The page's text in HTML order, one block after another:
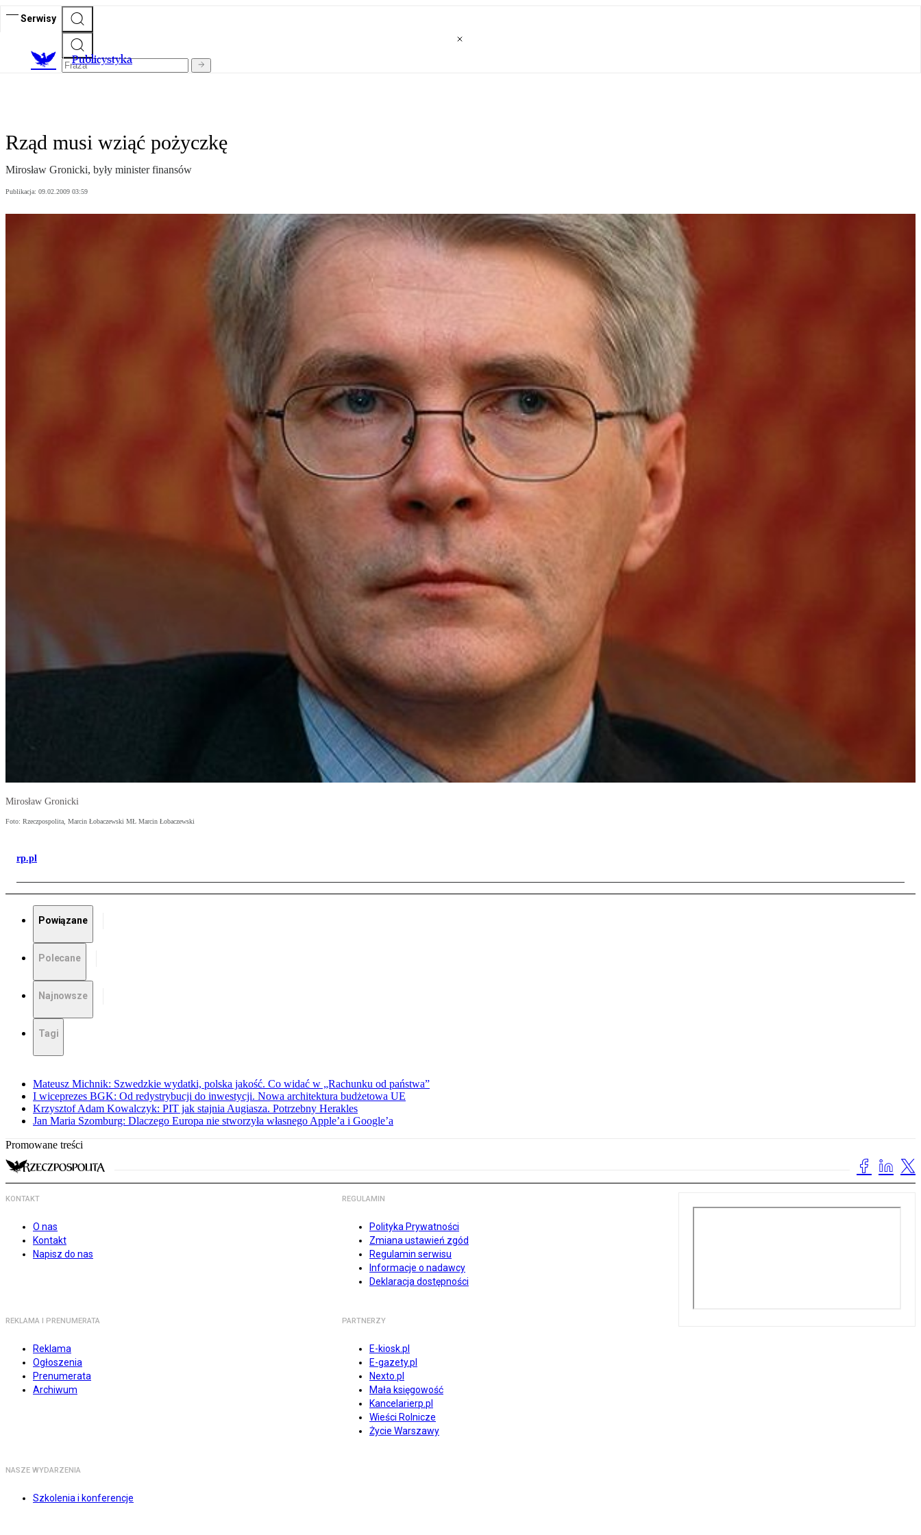
Serwisy
Publicystyka
Rząd musi wziąć pożyczkę
Mirosław Gronicki, były minister finansów
Publikacja: 09.02.2009 03:59
Mirosław Gronicki
Foto: Rzeczpospolita, Marcin Łobaczewski MŁ Marcin Łobaczewski
rp.pl
Powiązane
Polecane
Najnowsze
Tagi
Mateusz Michnik: Szwedzkie wydatki, polska jakość. Co widać w „Rachunku od państwa”
I wiceprezes BGK: Od redystrybucji do inwestycji. Nowa architektura budżetowa UE
Krzysztof Adam Kowalczyk: PIT jak stajnia Augiasza. Potrzebny Herakles
Jan Maria Szomburg: Dlaczego Europa nie stworzyła własnego Apple’a i Google’a
Promowane treści
KONTAKT
O nas
Kontakt
Napisz do nas
REGULAMIN
Polityka Prywatności
Zmiana ustawień zgód
Regulamin serwisu
Informacje o nadawcy
Deklaracja dostępności
REKLAMA I PRENUMERATA
Reklama
Ogłoszenia
Prenumerata
Archiwum
PARTNERZY
E-kiosk.pl
E-gazety.pl
Nexto.pl
Mała księgowość
Kancelarierp.pl
Wieści Rolnicze
Życie Warszawy
NASZE WYDARZENIA
Szkolenia i konferencje